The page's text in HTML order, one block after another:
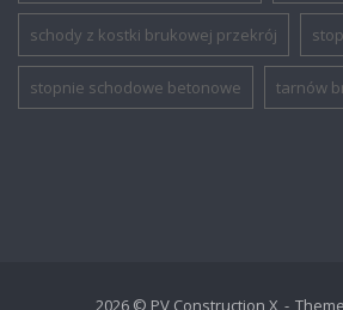
schody z kostki brukowej przekrój
stopnie schodowe betonowe tarnów
2026 © PV Construction X